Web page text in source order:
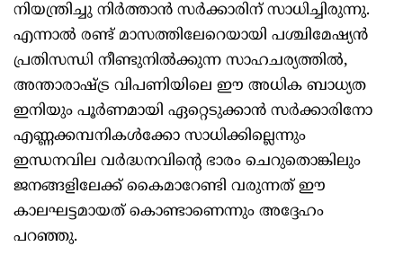
നിയന്ത്രിച്ചു നിർത്താൻ സർക്കാരിന് സാധിച്ചിരുന്നു.
എന്നാൽ രണ്ട് മാസത്തിലേറെയായി പശ്ചിമേഷ്യൻ
പ്രതിസന്ധി നീണ്ടുനിൽക്കുന്ന സാഹചര്യത്തിൽ,
അന്താരാഷ്ട്ര വിപണിയിലെ ഈ അധിക ബാധ്യത
ഇനിയും പൂർണമായി ഏറ്റെടുക്കാൻ സർക്കാരിനോ
എണ്ണക്കമ്പനികൾക്കോ സാധിക്കില്ലെന്നും
ഇന്ധനവില വർദ്ധനവിന്റെ ഭാരം ചെറുതാെങ്കിലും
ജനങ്ങളിലേക്ക് കൈമാറേണ്ടി വരുന്നത് ഈ
കാലഘട്ടമായത് കൊണ്ടാണെന്നും അദ്ദേഹം
പറഞ്ഞു.